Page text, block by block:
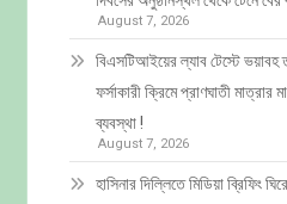
August 7, 2026
বিএসটিআইয়ের ল্যাব টেস্টে ভয়াবহ
ফর্সাকারী ক্রিমে প্রাণঘাতী মাত্রার
ব্যবস্থা !
August 7, 2026
হাসিনার দিল্লিতে মিডিয়া ব্রিফিং